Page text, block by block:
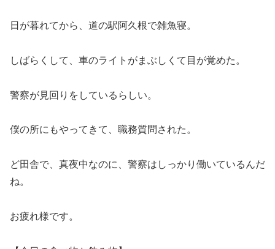
日が暮れてから、道の駅阿久根で雑魚寝。
しばらくして、車のライトがまぶしくて目が覚めた。
警察が見回りをしているらしい。
僕の所にもやってきて、職務質問された。
ど田舎で、真夜中なのに、警察はしっかり働いているんだ
ね。
お疲れ様です。